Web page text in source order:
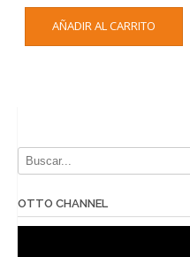
AÑADIR AL CARRITO
OTTO CHANNEL